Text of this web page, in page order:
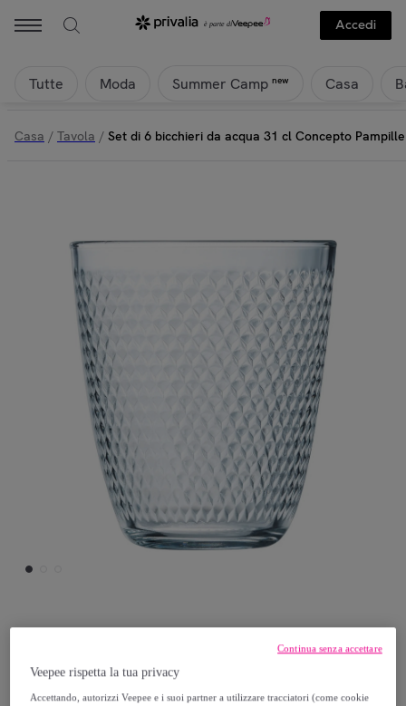
Accedi
Tutte Moda Summer Camp new Casa
Casa / Tavola / Set di 6 bicchieri da acqua 31 cl Concepto
Set di 6 bicchieri da acqua 31 cl Concepto
Veepee rispetta la tua privacy
Accettando, autorizzi Veepee e i suoi partner a utilizzare tracciatori (come cookie
Continua senza accettare